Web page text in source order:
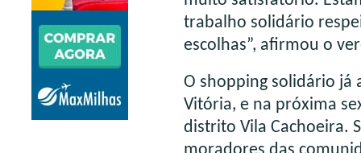
trabalho solidário
escolhas”, afirmou o
O shopping solidário já
Vitória, e na próxima
distrito Vila Cachoeira.